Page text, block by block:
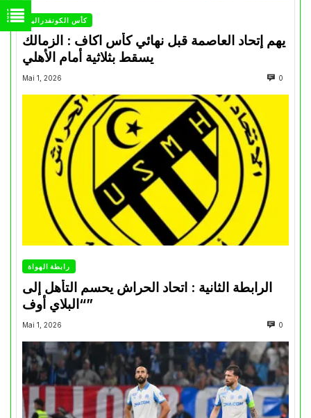
كأس الكونفدرالية
يهم إتحاد العاصمة قبل نهائي كأس اكاف : الزمالك
Mai 1, 2026 0
رابطة الهواة
الرابطة الثانية : اتحاد الحراش يحسم التأهل إلى
“البلاي أوف”
Mai 1, 2026 0